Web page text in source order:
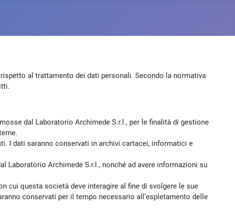
al trattamento dei dati personali. Secondo la normativa
dal Laboratorio Archimede S.r.l., per le finalità di gestione
I dati saranno conservati in archivi cartacei, informatici e
Laboratorio Archimede S.r.l., nonché ad avere informazioni su
cui questa società deve interagire al fine di svolgere le sue
conservati per il tempo necessario all’espletamento delle